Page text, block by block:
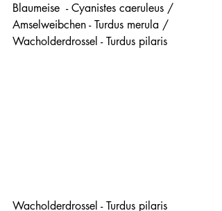
Blaumeise  - Cyanistes caeruleus /
Amselweibchen - Turdus merula /
Wacholderdrossel - Turdus pilaris
Wacholderdrossel - Turdus pilaris